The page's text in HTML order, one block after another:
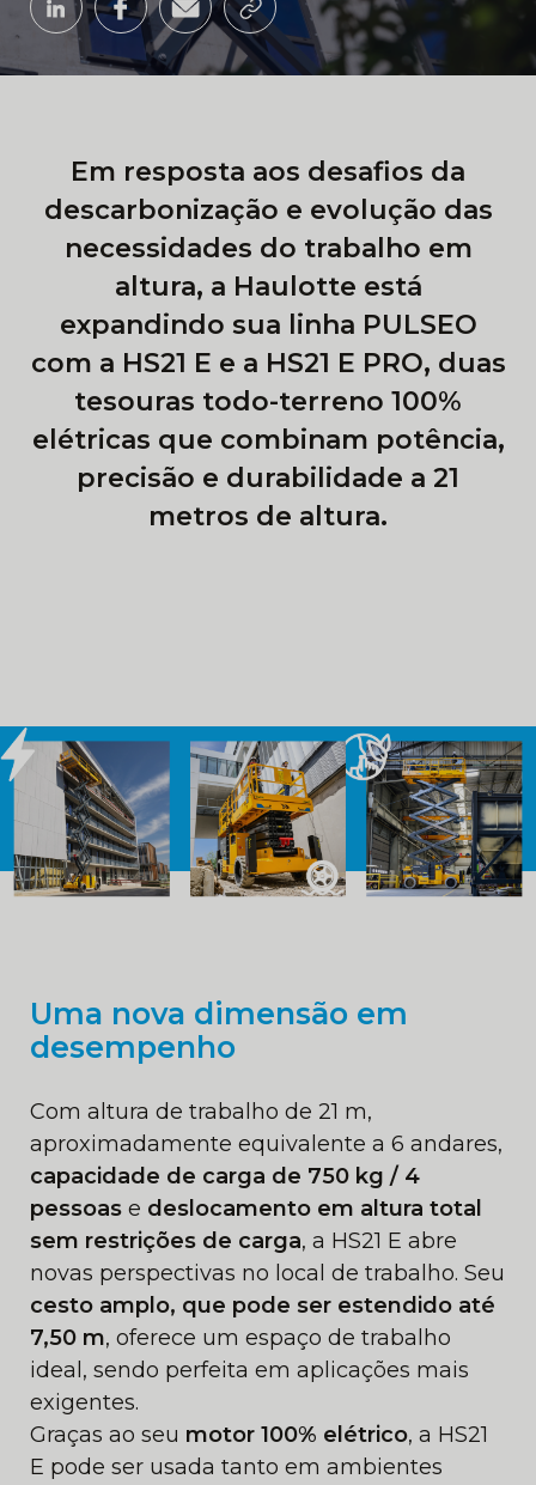
Em resposta aos desafios da
descarbonização e evolução das
necessidades do trabalho em
altura, a Haulotte está
expandindo sua linha PULSEO
com a HS21 E e a HS21 E PRO, duas
tesouras todo-terreno 100%
elétricas que combinam potência,
precisão e durabilidade a 21
metros de altura.
Uma nova dimensão em
desempenho
Com altura de trabalho de 21 m,
aproximadamente equivalente a 6 andares,
capacidade de carga de 750 kg / 4
pessoas e deslocamento em altura total
sem restrições de carga, a HS21 E abre
novas perspectivas no local de trabalho. Seu
cesto amplo, que pode ser estendido até
7,50 m, oferece um espaço de trabalho
ideal, sendo perfeita em aplicações mais
exigentes.
Graças ao seu motor 100% elétrico, a HS21
E pode ser usada tanto em ambientes